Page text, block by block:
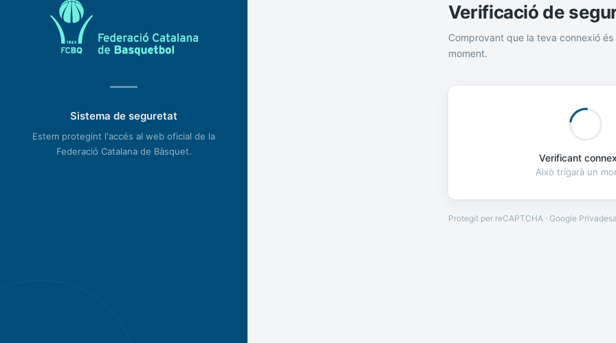
Sistema de seguretat
Estem protegint l'accés al web oficial de la
Federació Catalana de Bàsquet.
Verificació de
Comprovant que la teva connexió és
moment.
Verificant
Això trigarà un
Protegit per reCAPTCHA · Google Privadesa